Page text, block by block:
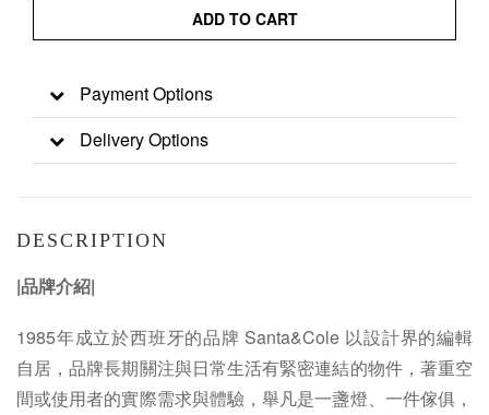
ADD TO CART
Payment Options
Delivery Options
DESCRIPTION
|品牌介紹|
1985年成立於西班牙的品牌 Santa&Cole 以設計界的編輯
自居，品牌長期關注與日常生活有緊密連結的物件，著重空
間或使用者的實際需求與體驗，舉凡是一盞燈、一件傢俱，